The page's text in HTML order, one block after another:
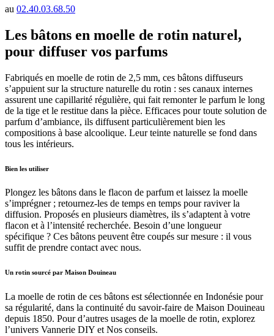
au 02.40.03.68.50
Les bâtons en moelle de rotin naturel,
pour diffuser vos parfums
Fabriqués en moelle de rotin de 2,5 mm, ces bâtons diffuseurs
s’appuient sur la structure naturelle du rotin : ses canaux internes
assurent une capillarité régulière, qui fait remonter le parfum le long
de la tige et le restitue dans la pièce. Efficaces pour toute solution de
parfum d’ambiance, ils diffusent particulièrement bien les
compositions à base alcoolique. Leur teinte naturelle se fond dans
tous les intérieurs.
Bien les utiliser
Plongez les bâtons dans le flacon de parfum et laissez la moelle
s’imprégner ; retournez-les de temps en temps pour raviver la
diffusion. Proposés en plusieurs diamètres, ils s’adaptent à votre
flacon et à l’intensité recherchée. Besoin d’une longueur
spécifique ? Ces bâtons peuvent être coupés sur mesure : il vous
suffit de prendre contact avec nous.
Un rotin sourcé par Maison Douineau
La moelle de rotin de ces bâtons est sélectionnée en Indonésie pour
sa régularité, dans la continuité du savoir-faire de Maison Douineau
depuis 1850. Pour d’autres usages de la moelle de rotin, explorez
l’univers Vannerie DIY et Nos conseils.